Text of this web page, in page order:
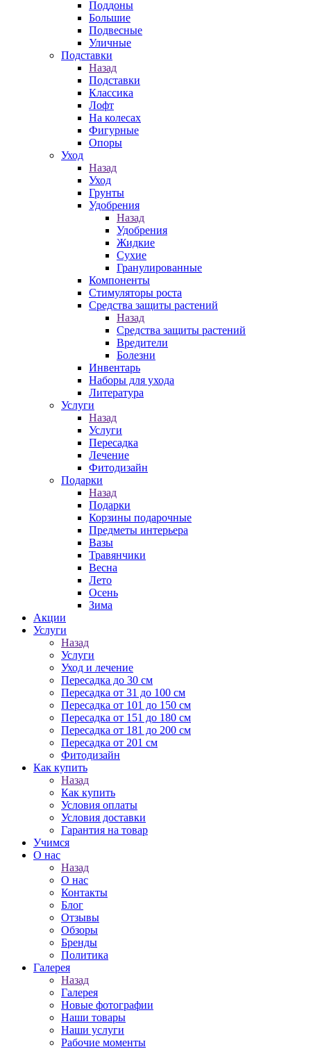
Поддоны
Большие
Подвесные
Уличные
Подставки
Назад
Подставки
Классика
Лофт
На колесах
Фигурные
Опоры
Уход
Назад
Уход
Грунты
Удобрения
Назад
Удобрения
Жидкие
Сухие
Гранулированные
Компоненты
Стимуляторы роста
Средства защиты растений
Назад
Средства защиты растений
Вредители
Болезни
Инвентарь
Наборы для ухода
Литература
Услуги
Назад
Услуги
Пересадка
Лечение
Фитодизайн
Подарки
Назад
Подарки
Корзины подарочные
Предметы интерьера
Вазы
Травянчики
Весна
Лето
Осень
Зима
Акции
Услуги
Назад
Услуги
Уход и лечение
Пересадка до 30 см
Пересадка от 31 до 100 см
Пересадка от 101 до 150 см
Пересадка от 151 до 180 см
Пересадка от 181 до 200 см
Пересадка от 201 см
Фитодизайн
Как купить
Назад
Как купить
Условия оплаты
Условия доставки
Гарантия на товар
Учимся
О нас
Назад
О нас
Контакты
Блог
Отзывы
Обзоры
Бренды
Политика
Галерея
Назад
Галерея
Новые фотографии
Наши товары
Наши услуги
Рабочие моменты